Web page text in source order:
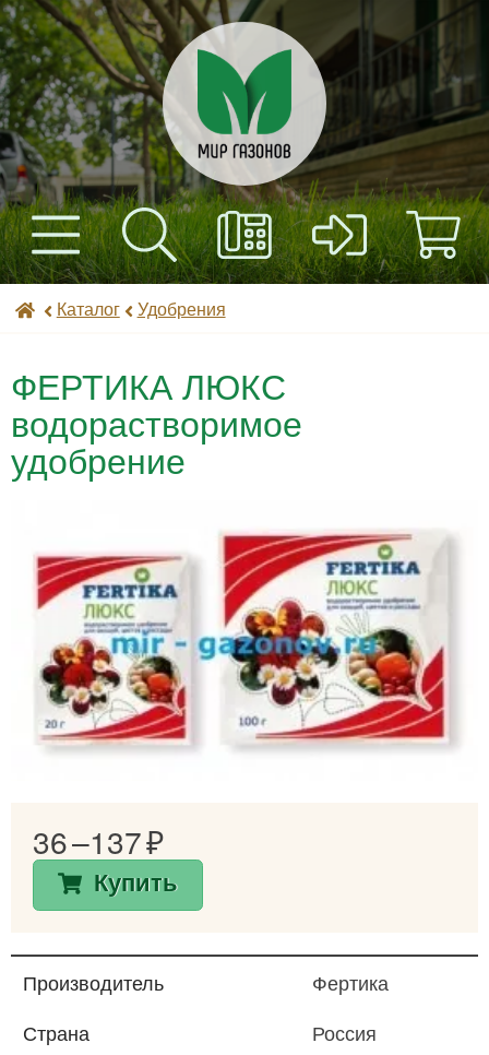
Каталог
Оплата
Контакты
+7(495) 597-82-01
Найти
Мир газонов
Каталог Удобрения
ФЕРТИКА ЛЮКС
водорастворимое
удобрение
36 –137
Купить
Производитель
Фертика
Страна
Россия